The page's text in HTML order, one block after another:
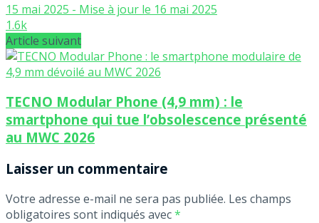
15 mai 2025 - Mise à jour le 16 mai 2025
1.6k
Article suivant
TECNO Modular Phone (4,9 mm) : le
smartphone qui tue l’obsolescence présenté
au MWC 2026
Laisser un commentaire
Votre adresse e-mail ne sera pas publiée. Les champs
obligatoires sont indiqués avec*